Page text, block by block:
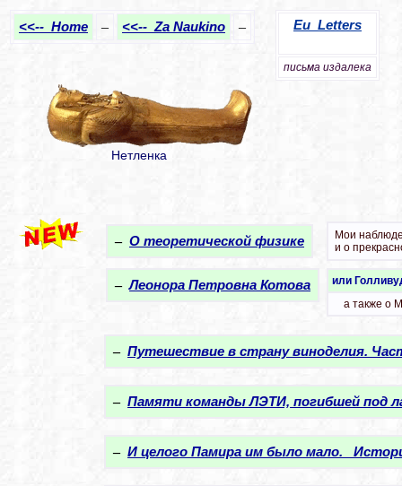
<<-- Home – <<-- Za Naukino –
Нетленка
Eu Letters
письма издалека
– О теоретической физике
Мои
и о
– Леонора Петровна Котова
или
а также о
– Путешествие в страну виноделия.
– Памяти команды ЛЭТИ, погибшей под
– И целого Памира им было мало.